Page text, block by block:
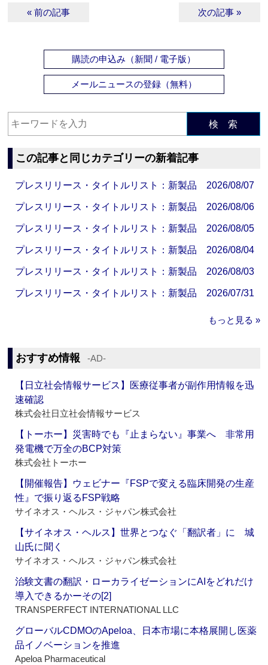
« 前の記事 次の記事 »
購読の申込み（新聞 / 電子版）
メールニュースの登録（無料）
検 索
この記事と同じカテゴリーの新着記事
プレスリリース・タイトルリスト：新製品 2026/08/07
プレスリリース・タイトルリスト：新製品 2026/08/06
プレスリリース・タイトルリスト：新製品 2026/08/05
プレスリリース・タイトルリスト：新製品 2026/08/04
プレスリリース・タイトルリスト：新製品 2026/08/03
プレスリリース・タイトルリスト：新製品 2026/07/31
もっと見る »
おすすめ情報 ‐AD‐
【日立社会情報サービス】医療従事者が副作用情報を迅
速確認
株式会社日立社会情報サービス
【トーホー】災害時でも『止まらない』事業へ 非常用
発電機で万全のBCP対策
株式会社トーホー
【開催報告】ウェビナー『FSPで変える臨床開発の生産
性』で振り返るFSP戦略
サイネオス・ヘルス・ジャパン株式会社
【サイネオス・ヘルス】世界とつなぐ「翻訳者」に 城
山氏に聞く
サイネオス・ヘルス・ジャパン株式会社
治験文書の翻訳・ローカライゼーションにAIをどれだけ
導入できるかーその[2]
TRANSPERFECT INTERNATIONAL LLC
グローバルCDMOのApeloa、日本市場に本格展開し医薬
品イノベーションを推進
Apeloa Pharmaceutical